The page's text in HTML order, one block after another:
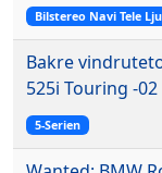
Bilstereo Navi Tele
Bakre
525i Touring -02
5-Serien